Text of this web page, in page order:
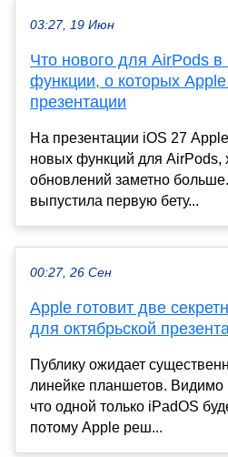
03:27, 19 Июн
Что нового для AirPods в
функции, о которых
презентации
На презентации iOS 27
новых функций для AirPods,
обновлений заметно
выпустила первую бету...
00:27, 26 Сен
Apple готовит две
для октябрьской
Публику ожидает
линейке планшетов.
что одной только iPadOS
потому Apple реш...